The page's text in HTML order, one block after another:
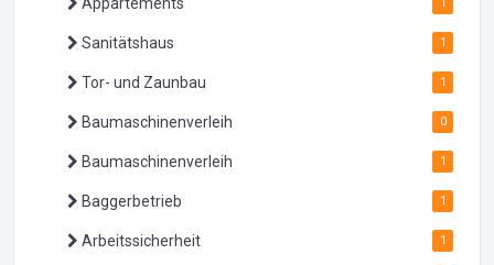
Sanitätshaus 1
Tor- und Zaunbau 1
Baumaschinenverleih 0
Baumaschinenverleih 1
Baggerbetrieb 1
Arbeitssicherheit 1